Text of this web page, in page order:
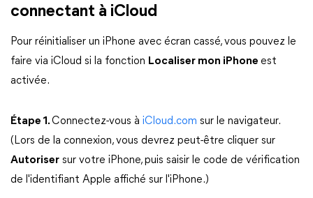
connectant à iCloud
Pour réinitialiser un iPhone avec écran cassé, vous pouvez le
faire via iCloud si la fonction Localiser mon iPhone est
activée.
Étape 1.Connectez-vous à iCloud.com sur le navigateur.
(Lors de la connexion, vous devrez peut-être cliquer sur
Autoriser sur votre iPhone, puis saisir le code de vérification
de l'identifiant Apple affiché sur l'iPhone.)